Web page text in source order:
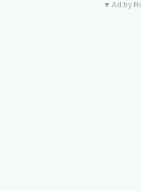
▼ Ad by